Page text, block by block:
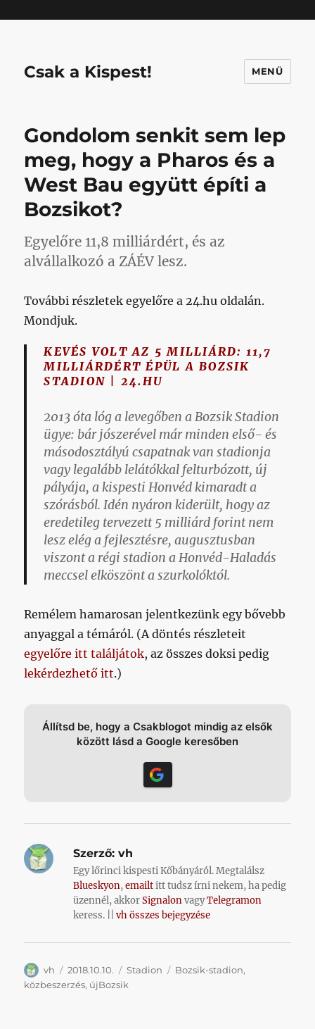
Csak a Kispest! MENÜ
Gondolom senkit sem lep
meg, hogy a Pharos és a
West Bau együtt építi a
Bozsikot?
Egyelőre 11,8 milliárdért, és az
alvállalkozó a ZÁÉV lesz.
További részletek egyelőre a 24.hu oldalán.
Mondjuk.
KEVÉS VOLT AZ 5 MILLIÁRD: 11,7
MILLIÁRDÉRT ÉPÜL A BOZSIK
STADION | 24.HU
2013 óta lóg a levegőben a Bozsik Stadion
ügye: bár jószerével már minden első- és
másodosztályú csapatnak van stadionja
vagy legalább lelátókkal felturbózott, új
pályája, a kispesti Honvéd kimaradt a
szórásból. Idén nyáron kiderült, hogy az
eredetileg tervezett 5 milliárd forint nem
lesz elég a fejlesztésre, augusztusban
viszont a régi stadion a Honvéd-Haladás
meccsel elköszönt a szurkolóktól.
Remélem hamarosan jelentkezünk egy bővebb
anyaggal a témáról. (A döntés részleteit
egyelőre itt találjátok, az összes doksi pedig
lekérdezhető itt.)
Állítsd be, hogy a Csakblogot mindig az elsők
között lásd a Google keresőben
Szerző: vh
Egy lőrinci kispesti Kőbányáról. Megtalálsz
Blueskyon,emailtitt tudsz írni nekem, ha pedig
üzennél, akkorSignalonvagyTelegramon
keress. ||vh összes bejegyzése
Szerző
vh Közzétéve
2018.10.10. Kategória
Stadion Címke
Bozsik-stadion,
közbeszerzés, újBozsik